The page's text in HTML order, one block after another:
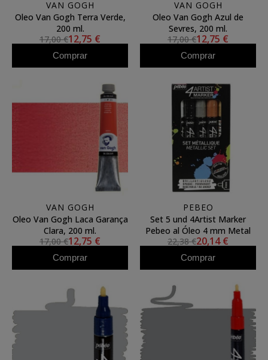
VAN GOGH
Oleo Van Gogh Terra Verde,
200 ml.
17,00 €12,75 €
Comprar
VAN GOGH
Oleo Van Gogh Azul de
Sevres, 200 ml.
17,00 €12,75 €
Comprar
VAN GOGH
Oleo Van Gogh Laca Garança
Clara, 200 ml.
17,00 €12,75 €
Comprar
PEBEO
Set 5 und 4Artist Marker
Pebeo al Óleo 4 mm Metal
22,38 €20,14 €
Comprar